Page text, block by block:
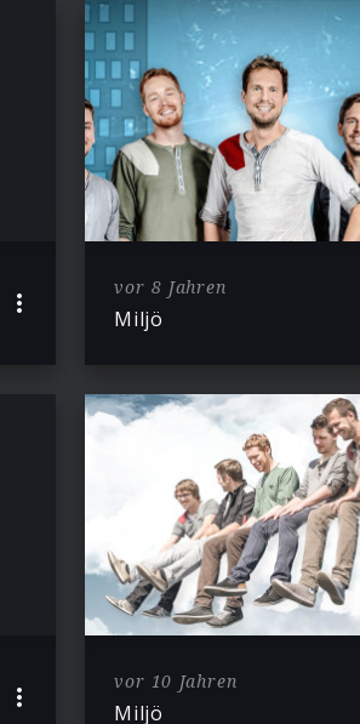
vor 8 Jahren
Miljö
vor 10 Jahren
Miljö